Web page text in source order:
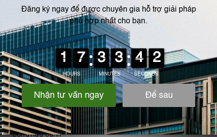
VIẾT BÌNH LUẬN CỦA BẠN:
Họ và tên*